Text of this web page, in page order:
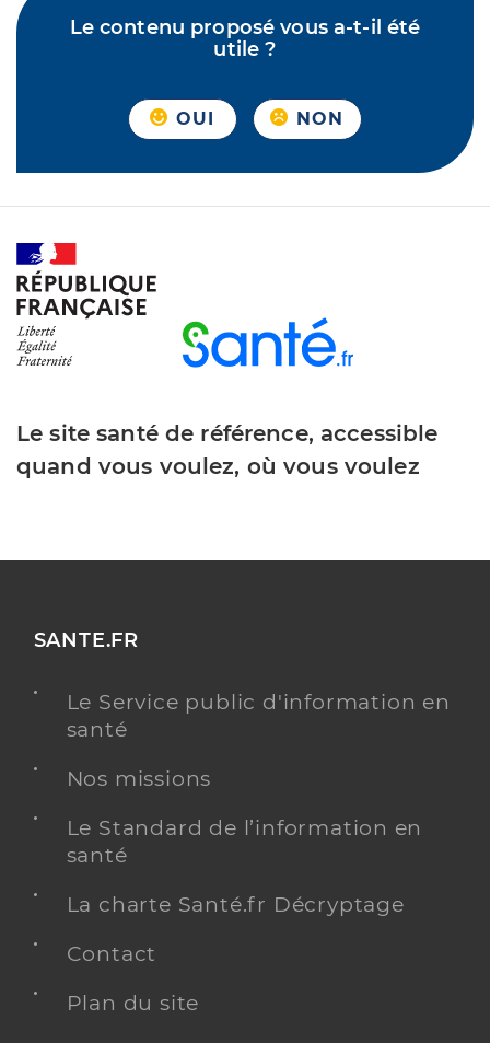
Le contenu proposé vous a-t-il été
utile ?
OUI NON
Le site santé de référence, accessible
quand vous voulez, où vous voulez
SANTE.FR
Le Service public d'information en
santé
Nos missions
Le Standard de l’information en
santé
La charte Santé.fr Décryptage
Contact
Plan du site